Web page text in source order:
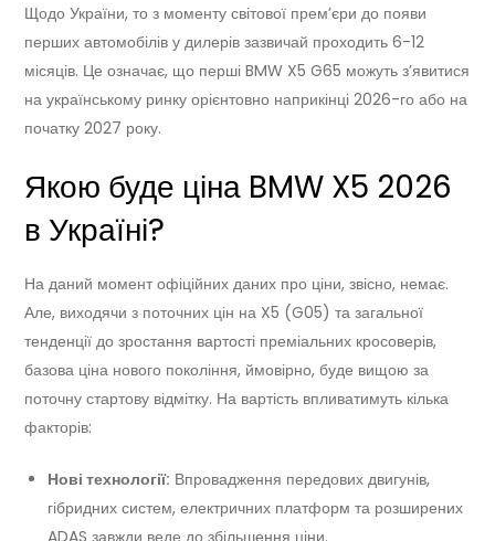
Щодо України, то з моменту світової прем’єри до появи
перших автомобілів у дилерів зазвичай проходить 6-12
місяців. Це означає, що перші BMW X5 G65 можуть з’явитися
на українському ринку орієнтовно наприкінці 2026-го або на
початку 2027 року.
Якою буде ціна BMW X5 2026
в Україні?
На даний момент офіційних даних про ціни, звісно, немає.
Але, виходячи з поточних цін на X5 (G05) та загальної
тенденції до зростання вартості преміальних кросоверів,
базова ціна нового покоління, ймовірно, буде вищою за
поточну стартову відмітку. На вартість впливатимуть кілька
факторів:
Нові технології: Впровадження передових двигунів,
гібридних систем, електричних платформ та розширених
ADAS завжди веде до збільшення ціни.